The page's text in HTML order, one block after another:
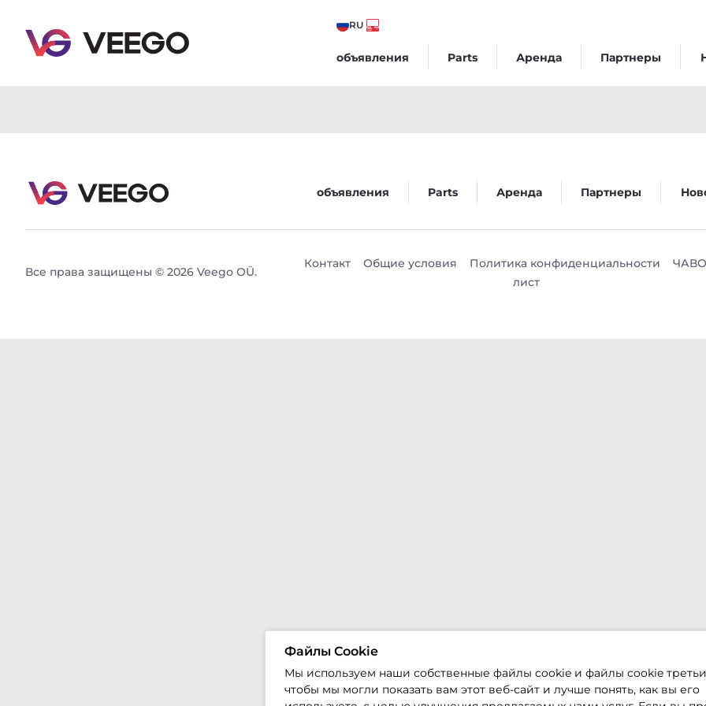
RU
объявления Parts Аренда Партнеры
Файлы Cookie
Мы используем наши собственные файлы cookie и файлы cookie
чтобы мы могли показать вам этот веб-сайт и лучше понять, как вы его
объявления Parts Аренда Партнеры
Все права защищены © 2026 Veego OÜ.
Контакт Общие условия Политика конфиденциальности ЧАВО
лист